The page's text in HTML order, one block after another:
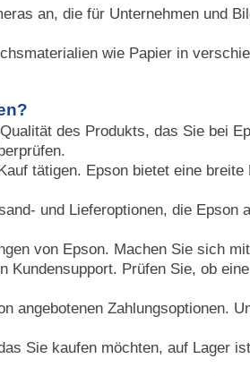
an, die für Unternehmen und
wie Papier in
des Produkts, das Sie bei
tätigen. Epson bietet eine
und Lieferoptionen, die
von Epson. Machen Sie sich
Kundensupport. Prüfen Sie, ob
angebotenen Zahlungsoptionen.
Sie kaufen möchten, auf Lager